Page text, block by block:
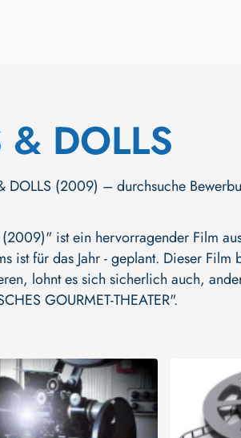
& DOLLS
DOLLS (2009) – durchsuche
(2009)" ist ein hervorragender Film
ist für das Jahr - geplant. Dieser
lohnt es sich sicherlich auch,
GOURMET-THEATER".